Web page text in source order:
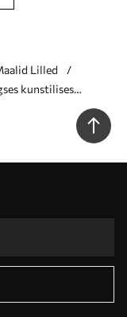
Lilled
kunstilises